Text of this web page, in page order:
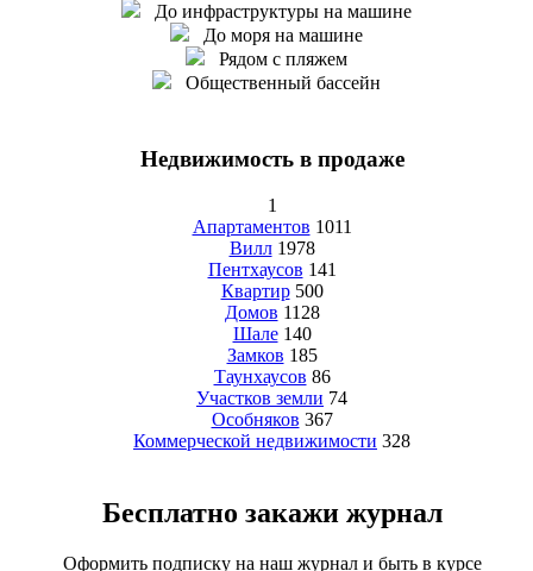
До инфраструктуры на машине
До моря на машине
Рядом с пляжем
Общественный бассейн
Недвижимость в продаже
1
Апартаментов 1011
Вилл 1978
Пентхаусов 141
Квартир 500
Домов 1128
Шале 140
Замков 185
Таунхаусов 86
Участков земли 74
Особняков 367
Коммерческой недвижимости 328
Бесплатно закажи журнал
Оформить подписку на наш журнал и быть в курсе